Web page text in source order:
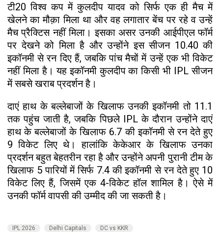
टी20 विश्व कप में कुलदीप यादव को सिर्फ एक ही मैच में
खेलने का मौक़ा मिला था और वह लगातार बेंच पर रहे व उन्हें
मैच प्रैक्टिस नहीं मिला। इसका असर उनकी आईपीएल फॉर्म
पर देखने को मिला है और उन्होंने इस सीजन 10.40 की
इकॉनमी से रन दिए हैं, जबकि पांच मैचों में उन्हें एक भी विकेट
नहीं मिला है। यह इकॉनमी कुलदीप का किसी भी IPL सीजन
में सबसे खराब प्रदर्शन है।
दाएं हाथ के बल्लेबाजों के खिलाफ उनकी इकॉनमी तो 11.1
तक पहुंच जाती है, जबकि पिछले IPL के दौरान उन्होंने दाएं
हाथ के बल्लेबाजों के खिलाफ 6.7 की इकॉनमी से रन देते हुए
9 विकेट लिए थे। हालांकि केकेआर के खिलाफ उनका
प्रदर्शन बहुत बेहतरीन रहा है और उन्होंने अपनी पुरानी टीम के
खिलाफ 5 पारियों में सिर्फ 7.4 की इकॉनमी से रन देते हुए 10
विकेट लिए हैं, जिसमें एक 4-विकेट हॉल शामिल है। ऐसे में
उनकी फॉर्म वापसी की उम्मीद की जा सकती है।
IPL 2026 Delhi Capitals DC vs KKR